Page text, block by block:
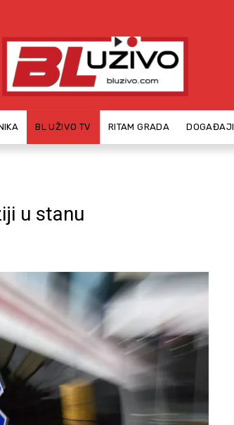
BL UŽIVO TV RITAM GRADA DOGAĐAJI
u stanu